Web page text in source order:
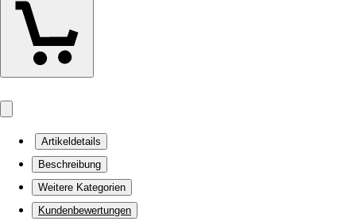
Artikeldetails
Beschreibung
Weitere Kategorien
Kundenbewertungen